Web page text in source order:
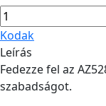
Kodak
Leírás
Fedezze fel az
szabadságot.